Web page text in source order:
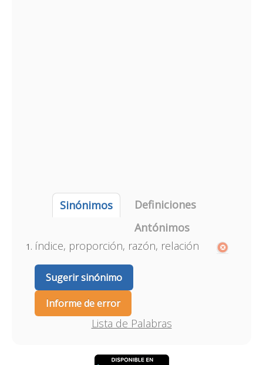
Sinónimos
Definiciones
Antónimos
índice, proporción, razón, relación
Sugerir sinónimo
Informe de error
Lista de Palabras